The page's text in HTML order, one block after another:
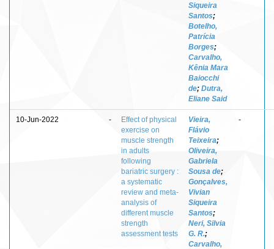
Siqueira
Santos;
Botelho,
Patrícia
Borges;
Carvalho,
Kênia Mara
Baiocchi
de; Dutra,
Eliane Said
10-Jun-2022 -
Effect of physical
exercise on
muscle strength
in adults
following
bariatric surgery :
a systematic
review and meta-
analysis of
different muscle
strength
assessment tests
Vieira,
Flávio
Teixeira;
Oliveira,
Gabriela
Sousa de;
Gonçalves,
Vivian
Siqueira
Santos;
Neri, Silvia
G. R.;
Carvalho,
-